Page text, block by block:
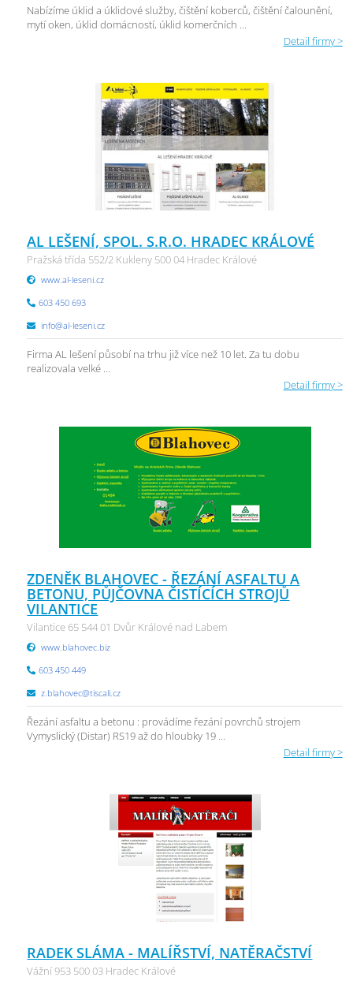
Nabízíme úklid a úklidové služby, čištění koberců, čištění čalounění,
mytí oken, úklid domácností, úklid komerčních ...
Detail firmy >
AL LEŠENÍ, SPOL. S.R.O. HRADEC KRÁLOVÉ
Pražská třída 552/2 Kukleny 500 04 Hradec Králové
www.al-leseni.cz
603 450 693
info@al-leseni.cz
Firma AL lešení působí na trhu již více než 10 let. Za tu dobu
realizovala velké ...
Detail firmy >
ZDENĚK BLAHOVEC - ŘEZÁNÍ ASFALTU A
BETONU, PŮJČOVNA ČISTÍCÍCH STROJŮ
VILANTICE
Vilantice 65 544 01 Dvůr Králové nad Labem
www.blahovec.biz
603 450 449
z.blahovec@tiscali.cz
Řezání asfaltu a betonu : provádíme řezání povrchů strojem
Vymyslický (Distar) RS19 až do hloubky 19 ...
Detail firmy >
RADEK SLÁMA - MALÍŘSTVÍ, NATĚRAČSTVÍ
Vážní 953 500 03 Hradec Králové